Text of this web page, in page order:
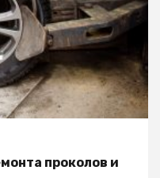
проколов и